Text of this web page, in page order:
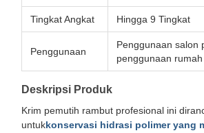
Tingkat Angkat Hingga 9 Tingkat
Penggunaan
Penggunaan salon
penggunaan rumah
Deskripsi Produk
Krim pemutih rambut profesional ini
untukkonservasi hidrasi polimer yang